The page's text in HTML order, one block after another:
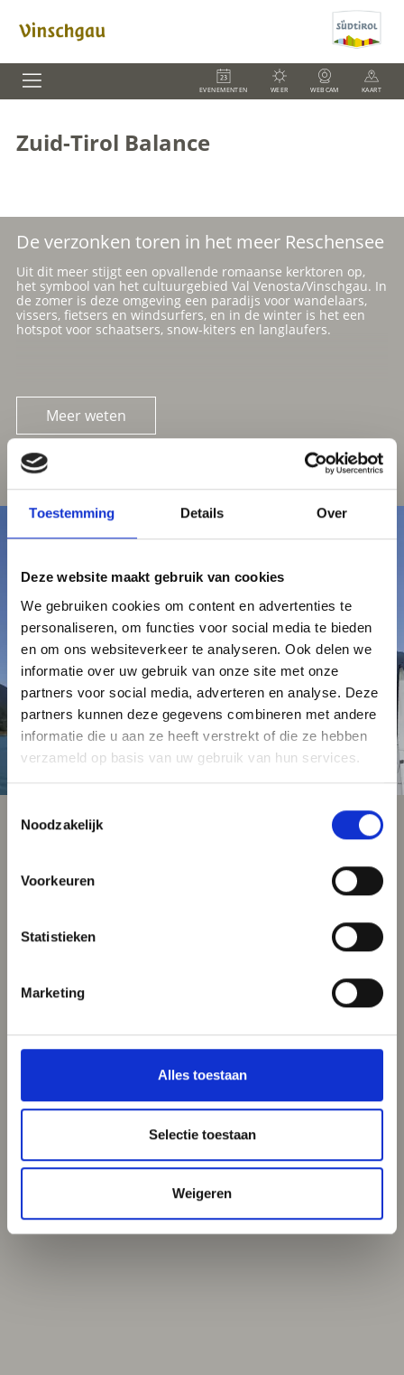
Toestemming Details Over
Deze website maakt gebruik van cookies
We gebruiken cookies om content en advertenties te
personaliseren, om functies voor social media te bieden
en om ons websiteverkeer te analyseren. Ook delen we
informatie over uw gebruik van onze site met onze
partners voor social media, adverteren en analyse. Deze
partners kunnen deze gegevens combineren met andere
informatie die u aan ze heeft verstrekt of die ze hebben
verzameld op basis van uw gebruik van hun services.
Noodzakelijk
Voorkeuren
Statistieken
Marketing
Alles toestaan
Selectie toestaan
Weigeren
EVENEMENTEN WEER WEBCAM KAART
Zuid-Tirol Balance
De verzonken toren in het meer Reschensee
Uit dit meer stijgt een opvallende romaanse kerktoren op,
het symbool van het cultuurgebied Val Venosta/Vinschgau. In
de zomer is deze omgeving een paradijs voor wandelaars,
vissers, fietsers en windsurfers, en in de winter is het een
hotspot voor schaatsers, snow-kiters en langlaufers.
Meer weten